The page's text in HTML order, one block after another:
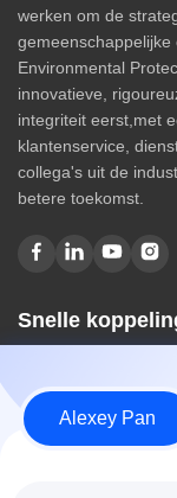
werken om de
gemeenschappelijke
Environmental
innovatieve,
integriteit eerst,met
klantenservice,
collega's uit de
betere toekomst.
Snelle
Over ons
producten
Contacteer ons
Alexey Pan